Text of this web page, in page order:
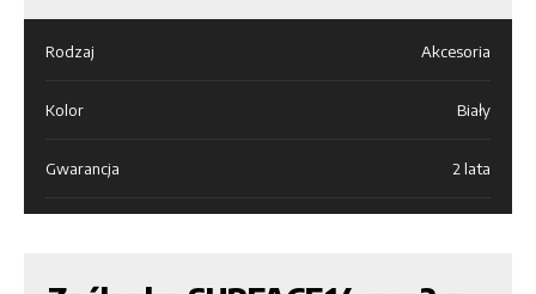
Rodzaj Akcesoria
Kolor Biały
Gwarancja 2 lata